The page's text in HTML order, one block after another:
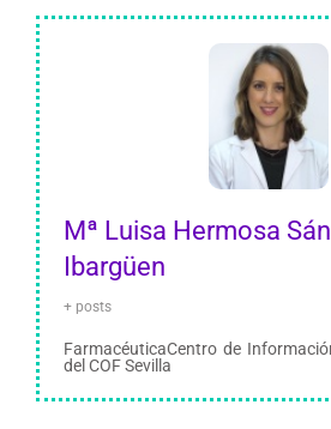
Mª Luisa Hermosa
Ibargüen
+ posts
FarmacéuticaCentro de
del COF Sevilla